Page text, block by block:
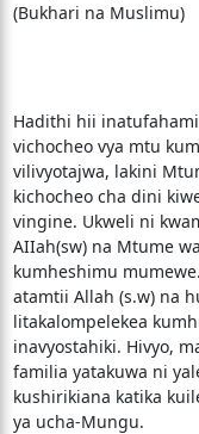
(Bukhari na Muslimu)
Hadithi hii
vichocheo vya mtu
vilivyotajwa, lakini
kichocheo cha dini
vingine. Ukweli ni
AIIah(sw) na Mtume
kumheshimu
atamtii Allah (s.w) na
litakalompelekea
inavyostahiki. Hivyo,
familia yatakuwa ni
kushirikiana katika
ya ucha-Mungu.